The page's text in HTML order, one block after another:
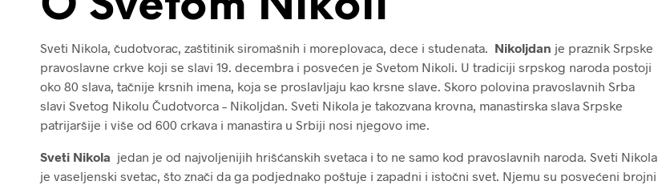
Sveti Nikola, čudotvorac, zaštitinik siromašnih i moreplovaca, dece i studenata. Nikoljdan je praznik Srpske
pravoslavne crkve koji se slavi 19. decembra i posvećen je Svetom Nikoli. U tradiciji srpskog naroda postoji
oko 80 slava, tačnije krsnih imena, koja se proslavljaju kao krsne slave. Skoro polovina pravoslavnih Srba
slavi Svetog Nikolu Čudotvorca – Nikoljdan. Sveti Nikola je takozvana krovna, manastirska slava Srpske
patrijaršije i više od 600 crkava i manastira u Srbiji nosi njegovo ime.
Sveti Nikola jedan je od najvoljenijih hrišćanskih svetaca i to ne samo kod pravoslavnih naroda. Sveti Nikola
je vaseljenski svetac, što znači da ga podjednako poštuje i zapadni i istočni svet. Njemu su posvećeni brojni